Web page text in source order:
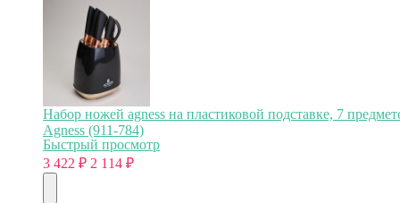
Набор ножей agness на пластиковой подставке, 7
Agness (911-784)
Быстрый просмотр
3 422 ₽ 2 114 ₽